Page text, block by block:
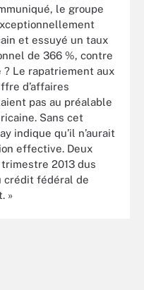
le groupe
et essuyé un taux
de 366 %, contre
? Le rapatriement aux
d’affaires
pas au préalable
Sans cet
indique qu’il n’aurait
effective. Deux
2013 dus
crédit fédéral de
»